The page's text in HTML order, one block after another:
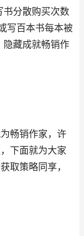
分散购买次数
写百本书每本被
隐藏成就畅销作
畅销作家，许
下面就为大家
取策略同享，